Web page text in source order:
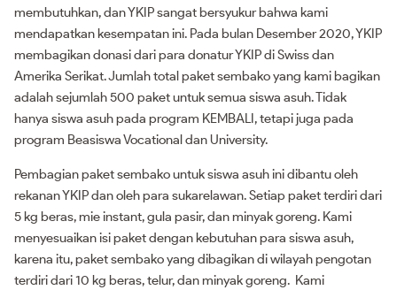
membutuhkan, dan YKIP sangat bersyukur bahwa kami
mendapatkan kesempatan ini. Pada bulan Desember 2020, YKIP
membagikan donasi dari para donatur YKIP di Swiss dan
Amerika Serikat. Jumlah total paket sembako yang kami bagikan
adalah sejumlah 500 paket untuk semua siswa asuh. Tidak
hanya siswa asuh pada program KEMBALI, tetapi juga pada
program Beasiswa Vocational dan University.
Pembagian paket sembako untuk siswa asuh ini dibantu oleh
rekanan YKIP dan oleh para sukarelawan. Setiap paket terdiri dari
5 kg beras, mie instant, gula pasir, dan minyak goreng. Kami
menyesuaikan isi paket dengan kebutuhan para siswa asuh,
karena itu, paket sembako yang dibagikan di wilayah pengotan
terdiri dari 10 kg beras, telur, dan minyak goreng. Kami